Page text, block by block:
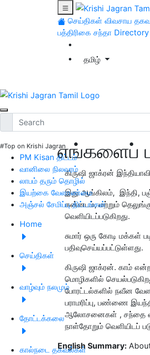
செய்திகள் விவசாய
பத்திரிகை சந்தா Directory
தமிழ்
#Top on Krishi Jagran
PM Kisan திட்டம்
வானிலை நிலவரம்
லாபம் தரும் தொழில்
இயற்கை வேளாண்மை
அஞ்சல் சேமிப்பு திட்டங்கள்
Home
செய்திகள்
வாழ்வும் நலமும்
தோட்டக்கலை
கால்நடை தகவல்கள்
எங்களைப்
கிருஷி ஜாக்ரன்
இது ஆங்கிலம், இந்தி,
கன்னடம், மற்றும்
வெளியிடப்படுகிறது.
சுமார் ஒரு கோடி மக்கள்
பதிவுசெய்யப்பட்டுள்ளது.
கிருஷி ஜாக்ரன். காம்
மொழிகளில்
போரட்டல்களில் நவீன
பராமரிப்பு, பண்ணை
ஆலோசனைகள் , சந்தை
நாள்தோறும் வெளியிடப்
English Summary: